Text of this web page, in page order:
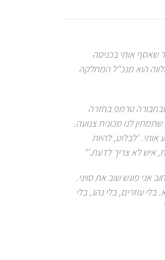
שאסף אותי בכניסה
הוא מנכ"ל המחלקה
טרמפ בחזרה
לנו מכונית צנועה.
'לבלוט, להיות
איש לא צריך לדעת.'"
אני פוגש שוב את סויני.
עוזרים, בלי נהג, בלי